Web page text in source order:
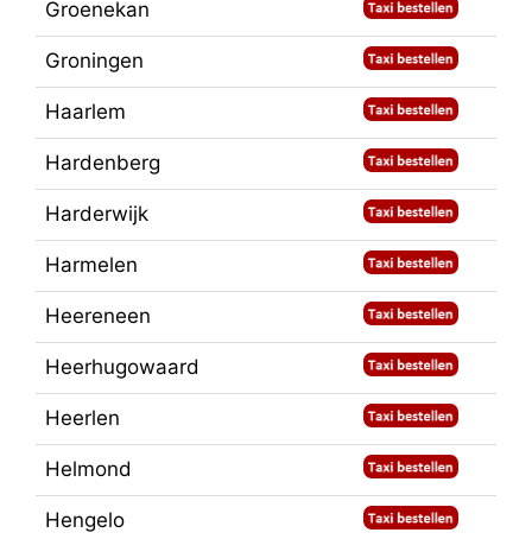
Groenekan
Groningen
Haarlem
Hardenberg
Harderwijk
Harmelen
Heereneen
Heerhugowaard
Heerlen
Helmond
Hengelo